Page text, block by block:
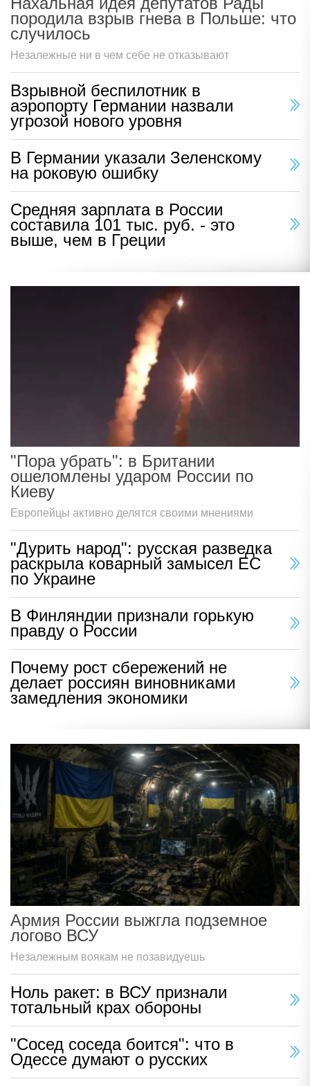
породила взрыв гнева в Польше: что
случилось
Незалежные ни в чем себе не отказывают
Взрывной беспилотник в
аэропорту Германии назвали
угрозой нового уровня
В Германии указали Зеленскому
на роковую ошибку
Средняя зарплата в России
составила 101 тыс. руб. - это
выше, чем в Греции
"Пора убрать": в Британии
ошеломлены ударом России по
Киеву
Европейцы активно делятся своими мнениями
"Дурить народ": русская разведка
раскрыла коварный замысел ЕС
по Украине
В Финляндии признали горькую
правду о России
Почему рост сбережений не
делает россиян виновниками
замедления экономики
Армия России выжгла подземное
логово ВСУ
Незалежным воякам не позавидуешь
Ноль ракет: в ВСУ признали
тотальный крах обороны
"Сосед соседа боится": что в
Одессе думают о русских